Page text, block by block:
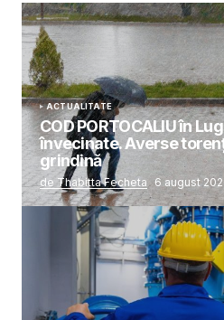
ACTUALITATE
COD PORTOCALIU în
învecinate. Averse
grindină
de Thabitta Fecheta 6 august